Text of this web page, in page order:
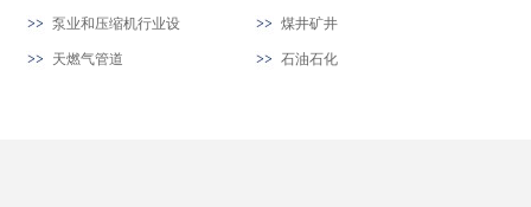
泵业和压缩机行业设 煤井矿井
天燃气管道 石油石化